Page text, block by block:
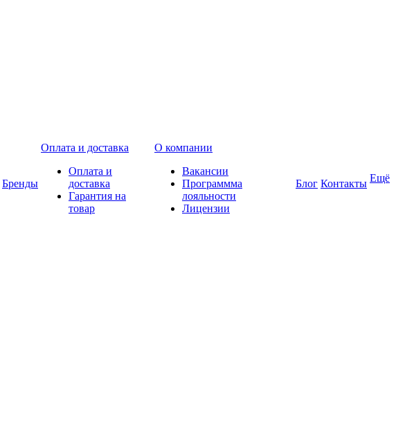
Бренды
Оплата и доставка
Оплата и
доставка
Гарантия на
товар
О компании
Вакансии
Программма
лояльности
Лицензии
Блог Контакты Ещё